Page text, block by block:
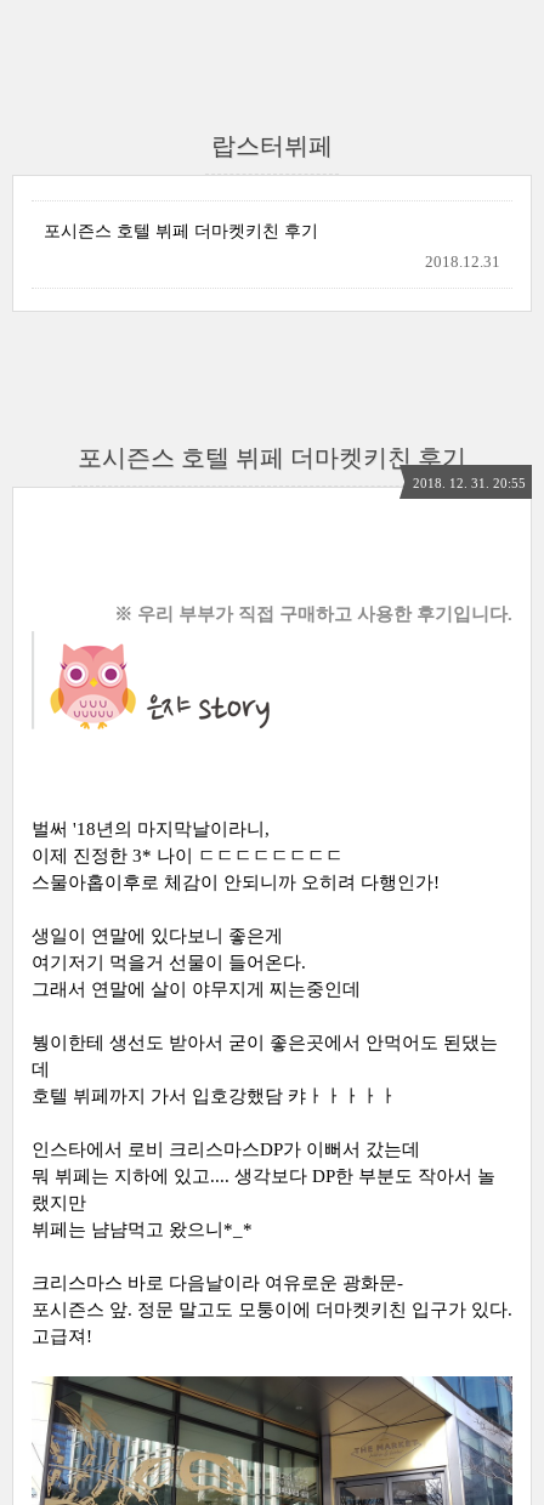
랍스터뷔페
포시즌스 호텔 뷔페 더마켓키친 후기
2018.12.31
포시즌스 호텔 뷔페 더마켓키친 후기
2018. 12. 31. 20:55
※ 우리 부부가 직접 구매하고 사용한 후기입니다.
벌써 '18년의 마지막날이라니,
이제 진정한 3* 나이 ㄷㄷㄷㄷㄷㄷㄷㄷ
스물아홉이후로 체감이 안되니까 오히려 다행인가!
생일이 연말에 있다보니 좋은게
여기저기 먹을거 선물이 들어온다.
그래서 연말에 살이 야무지게 찌는중인데
붱이한테 생선도 받아서 굳이 좋은곳에서 안먹어도 된댔는
데
호텔 뷔페까지 가서 입호강했담 캬ㅏㅏㅏㅏㅏ
인스타에서 로비 크리스마스DP가 이뻐서 갔는데
뭐 뷔페는 지하에 있고.... 생각보다 DP한 부분도 작아서 놀
랬지만
뷔페는 냠냠먹고 왔으니*_*
크리스마스 바로 다음날이라 여유로운 광화문-
포시즌스 앞. 정문 말고도 모퉁이에 더마켓키친 입구가 있다.
고급져!